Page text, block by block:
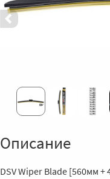
Описание
DSV Wiper Blade [560мм